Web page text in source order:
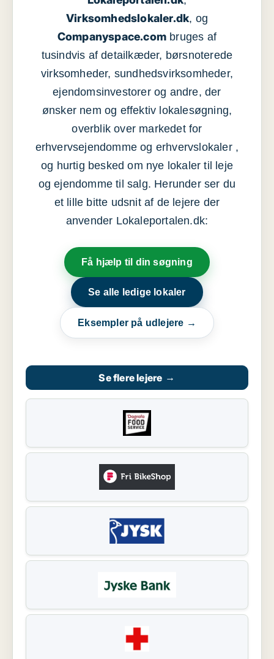
Virksomhedslokaler.dk, og
Companyspace.com bruges af
tusindvis af detailkæder, børsnoterede
virksomheder, sundhedsvirksomheder,
ejendomsinvestorer og andre, der
ønsker nem og effektiv lokalesøgning,
overblik over markedet for
erhvervsejendomme og erhvervslokaler ,
og hurtig besked om nye lokaler til leje
og ejendomme til salg. Herunder ser du
et lille bitte udsnit af de lejere der
anvender Lokaleportalen.dk:
Få hjælp til din søgning
Se alle ledige lokaler
Eksempler på udlejere →
Se flere lejere →